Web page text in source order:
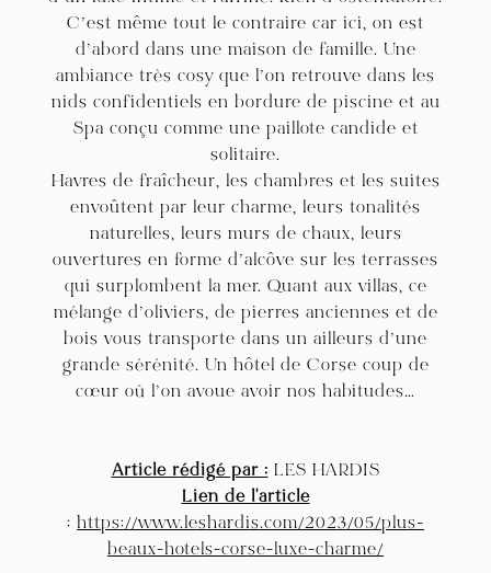
C’est même tout le contraire car ici, on est
d’abord dans une maison de famille. Une
ambiance très cosy que l’on retrouve dans les
nids confidentiels en bordure de piscine et au
Spa conçu comme une paillote candide et
solitaire.
Havres de fraîcheur, les chambres et les suites
envoûtent par leur charme, leurs tonalités
naturelles, leurs murs de chaux, leurs
ouvertures en forme d’alcôve sur les terrasses
qui surplombent la mer. Quant aux villas, ce
mélange d’oliviers, de pierres anciennes et de
bois vous transporte dans un ailleurs d’une
grande sérénité. Un hôtel de Corse coup de
cœur où l’on avoue avoir nos habitudes…
Article rédigé par : LES HARDIS
Lien de l'article
: https://www.leshardis.com/2023/05/plus-
beaux-hotels-corse-luxe-charme/